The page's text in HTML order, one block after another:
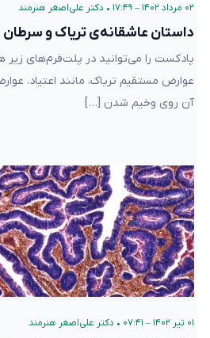
۰۲ مرداد ۱۴۰۲ – ۱۷:۴۹ • دکتر علی‌اصغر هنرمند
داستان عاشقانه‌ی تریاک و سرطان
پادکست را می‌توانید در پلت‌فرم‌های
عوارض مستقیم تریاک، مانند اعتیاد،
آن روی وخیم شدن […]
۰۱ تیر ۱۴۰۲ – ۰۷:۴۱ • دکتر علی‌اصغر هنرمند